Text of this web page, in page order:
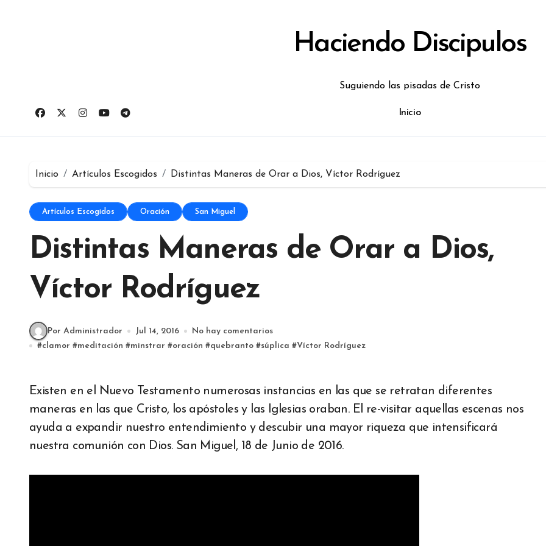
Haciendo Discipulos
Suguiendo las pisadas de Cristo
Inicio
Inicio Artículos Escogidos Distintas Maneras de Orar a Dios, Víctor Rodríguez
Artículos Escogidos Oración San Miguel
Distintas Maneras de Orar a Dios,
Víctor Rodríguez
Por Administrador Jul 14, 2016
No hay comentarios
#clamor #meditación #minstrar #oración #quebranto #súplica #Víctor Rodríguez
Existen en el Nuevo Testamento numerosas instancias en las que se retratan diferentes
maneras en las que Cristo, los apóstoles y las Iglesias oraban. El re-visitar aquellas escenas nos
ayuda a expandir nuestro entendimiento y descubir una mayor riqueza que intensificará
nuestra comunión con Dios. San Miguel, 18 de Junio de 2016.